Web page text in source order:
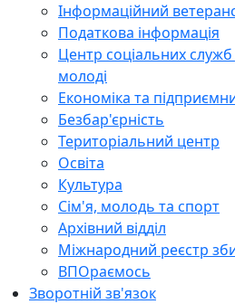
Інформаційний
Податкова інформація
Центр соціальних служб
молоді
Економіка та
Безбар'єрність
Територіальний центр
Освіта
Культура
Сім'я, молодь та спорт
Архівний відділ
Міжнародний реєстр
ВПОраємось
Зворотній зв'язок